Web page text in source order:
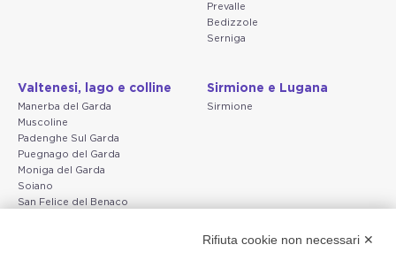
Prevalle
Bedizzole
Serniga
Valtenesi, lago e colline
Manerba del Garda
Muscoline
Padenghe Sul Garda
Puegnago del Garda
Moniga del Garda
Soiano
San Felice del Benaco
Sirmione e Lugana
Sirmione
Rifiuta cookie non necessari ✕